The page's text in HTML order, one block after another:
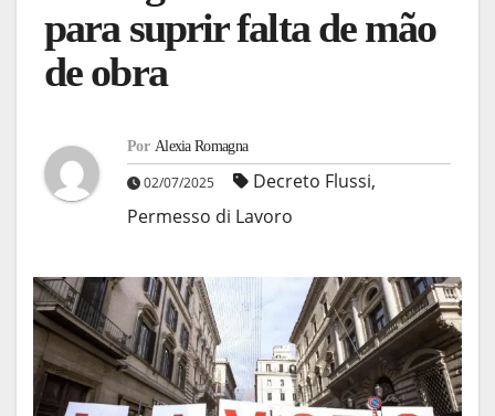
para suprir falta de mão
de obra
Por Alexia Romagna
02/07/2025 Decreto Flussi,
Permesso di Lavoro